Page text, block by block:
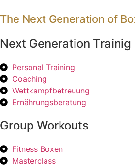
The Next Generation of
Next Generation Trainig
Personal Training
Coaching
Wettkampfbetreuung
Ernährungsberatung
Group Workouts
Fitness Boxen
Masterclass